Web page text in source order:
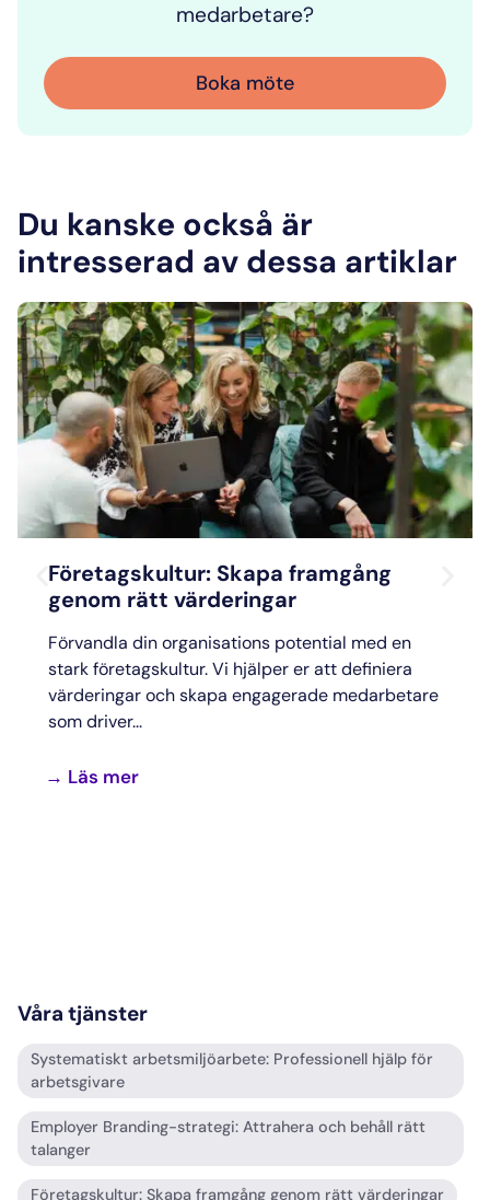
medarbetare?
Boka möte
Du kanske också är
intresserad av dessa artiklar
Företagskultur: Skapa framgång
genom rätt värderingar
Förvandla din organisations potential med en
stark företagskultur. Vi hjälper er att definiera
värderingar och skapa engagerade medarbetare
som driver...
→ Läs mer
Våra tjänster
Systematiskt arbetsmiljöarbete: Professionell hjälp för
arbetsgivare
Employer Branding-strategi: Attrahera och behåll rätt
talanger
Företagskultur: Skapa framgång genom rätt värderingar